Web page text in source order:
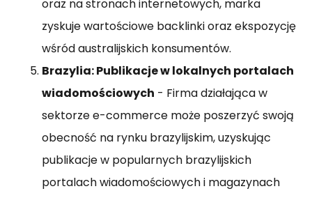
oraz na stronach internetowych, marka
zyskuje wartościowe backlinki oraz ekspozycję
wśród australijskich konsumentów.
Brazylia: Publikacje w lokalnych portalach
wiadomościowych - Firma działająca w
sektorze e-commerce może poszerzyć swoją
obecność na rynku brazylijskim, uzyskując
publikacje w popularnych brazylijskich
portalach wiadomościowych i magazynach